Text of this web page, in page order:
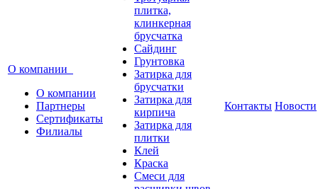
О компании
О компании
Партнеры
Сертификаты
Филиалы
плитка,
клинкерная
брусчатка
Сайдинг
Грунтовка
Затирка для
брусчатки
Затирка для
кирпича
Затирка для
плитки
Клей
Краска
Смеси для
Контакты Новости